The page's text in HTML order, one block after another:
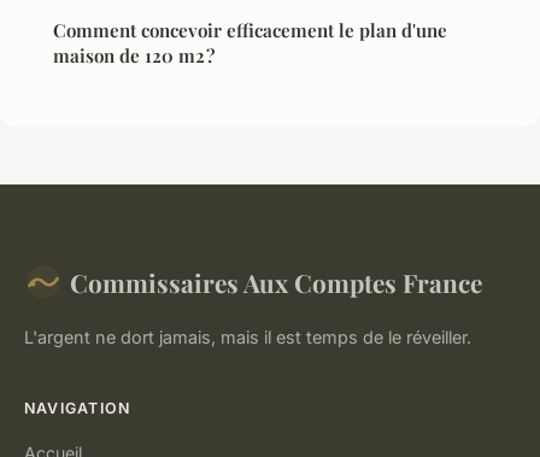
Comment concevoir efficacement le plan d'une
maison de 120 m2 ?
Commissaires Aux Comptes France
L'argent ne dort jamais, mais il est temps de le réveiller.
NAVIGATION
Accueil